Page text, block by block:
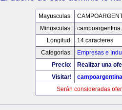
Mayusculas:
Minusculas:
Longitud:
14 caracteres
Categorias:
Empresas e
Precio:
Realizar una
Visitar!
Serán consideradas